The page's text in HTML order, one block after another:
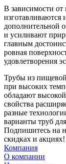
В зависимости
изготавливаются
дополнительной
и усиливают
главным
ровная
удовлетворения
Трубы из
при высоких
обладают
свойства
разные
варианты труб
Подпишитесь на
скидках и акциях!
Компания
О компании